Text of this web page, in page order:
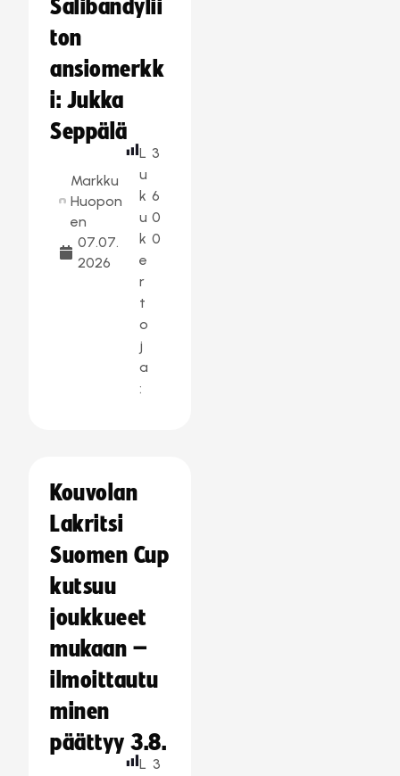
Salibandylii
ton
ansiomerkk
i: Jukka
Seppälä
Markku
Huopon
en
07.07.
2026
L
u
k
u
k
e
r
t
o
j
a
:
3
6
0
0
Kouvolan
Lakritsi
Suomen Cup
kutsuu
joukkueet
mukaan –
ilmoittautu
minen
päättyy 3.8.
L 3